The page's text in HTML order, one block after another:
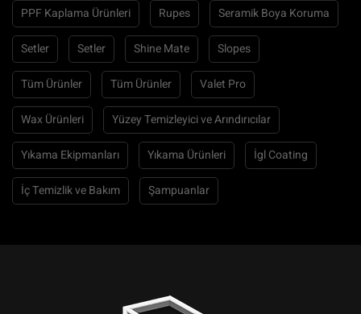
PPF Kaplama Ürünleri Rupes Seramik Boya Koruma
Setler Setler Shine Mate Slopes
Tüm Ürünler Tüm Ürünler Valet Pro
Wax Ürünleri Yüzey Temizleyici ve Arındırıcılar
Yıkama Ekipmanları Yıkama Ürünleri İgl Coating
İç Temizlik ve Bakım Şampuanlar